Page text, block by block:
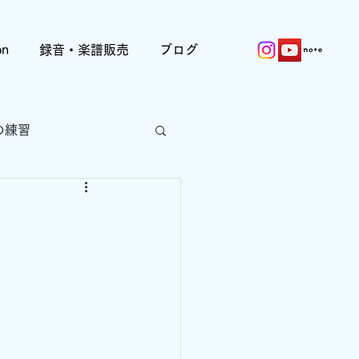
録音・楽譜販売 ブログ
練習